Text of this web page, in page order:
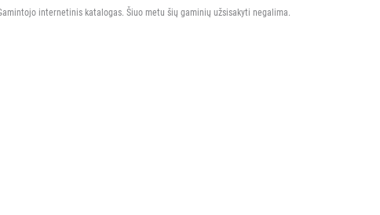
internetinis katalogas. Šiuo metu šių gaminių užsisakyti negalima.